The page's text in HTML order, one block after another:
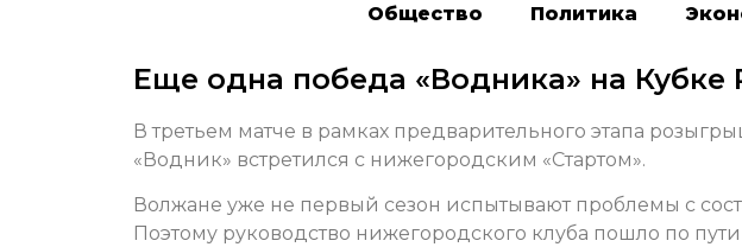
Общество Политика
Еще одна победа «Водника» на Кубке
В третьем матче в рамках предварительного этапа
«Водник» встретился с нижегородским «Стартом».
Волжане уже не первый сезон испытывают проблемы с
Поэтому руководство нижегородского клуба пошло по